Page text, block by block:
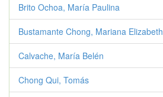
Brito Ochoa, María Paulina
Bustamante Chong, Mariana Elizabeth
Calvache, María Belén
Chong Qui, Tomás